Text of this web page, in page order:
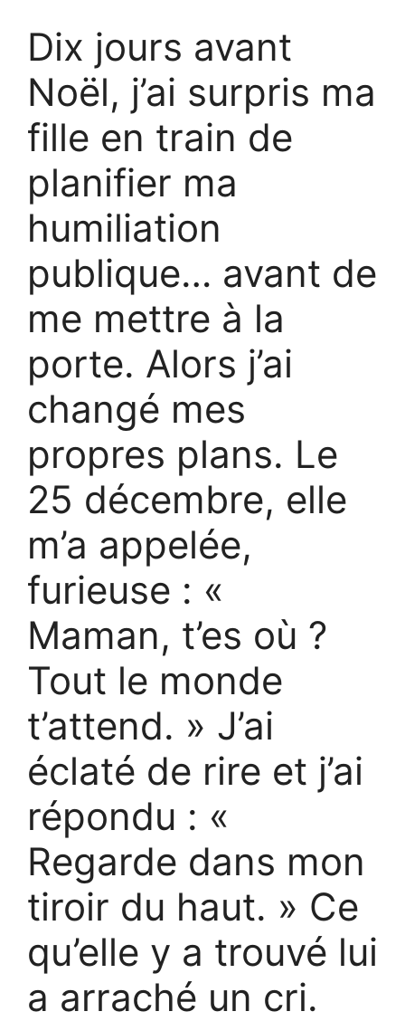
Dix jours avant
Noël, j’ai surpris ma
fille en train de
planifier ma
humiliation
publique… avant de
me mettre à la
porte. Alors j’ai
changé mes
propres plans. Le
25 décembre, elle
m’a appelée,
furieuse : «
Maman, t’es où ?
Tout le monde
t’attend. » J’ai
éclaté de rire et j’ai
répondu : «
Regarde dans mon
tiroir du haut. » Ce
qu’elle y a trouvé lui
a arraché un cri.